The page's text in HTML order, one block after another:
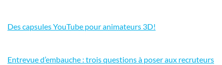
Des capsules YouTube pour animateurs 3D!
Entrevue d’embauche : trois questions à poser aux recruteurs